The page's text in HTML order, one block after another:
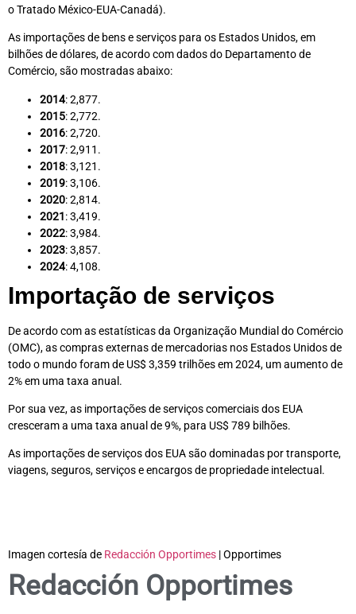
o Tratado México-EUA-Canadá).
As importações de bens e serviços para os Estados Unidos, em
bilhões de dólares, de acordo com dados do Departamento de
Comércio, são mostradas abaixo:
2014: 2,877.
2015: 2,772.
2016: 2,720.
2017: 2,911.
2018: 3,121.
2019: 3,106.
2020: 2,814.
2021: 3,419.
2022: 3,984.
2023: 3,857.
2024: 4,108.
Importação de serviços
De acordo com as estatísticas da Organização Mundial do Comércio
(OMC), as compras externas de mercadorias nos Estados Unidos de
todo o mundo foram de US$ 3,359 trilhões em 2024, um aumento de
2% em uma taxa anual.
Por sua vez, as importações de serviços comerciais dos EUA
cresceram a uma taxa anual de 9%, para US$ 789 bilhões.
As importações de serviços dos EUA são dominadas por transporte,
viagens, seguros, serviços e encargos de propriedade intelectual.
Imagen cortesía de Redacción Opportimes | Opportimes
Redacción Opportimes